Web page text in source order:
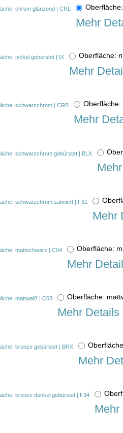
Mehr
Oberfläche:
Mehr
Mehr
Mehr
Oberfläche:
Mehr
Oberfläche:
Mehr
Mehr
Mehr